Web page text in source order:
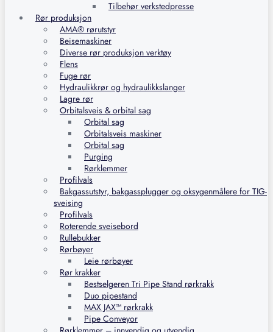
Tilbehør verkstedpresse
Rør produksjon
AMA® rørutstyr
Beisemaskiner
Diverse rør produksjon verktøy
Flens
Fuge rør
Hydraulikkrør og hydraulikkslanger
Lagre rør
Orbitalsveis & orbital sag
Orbital sag
Orbitalsveis maskiner
Orbital sag
Purging
Rørklemmer
Profilvals
Bakgassutstyr, bakgassplugger og oksygenmålere for TIG-
sveising
Profilvals
Roterende sveisebord
Rullebukker
Rørbøyer
Leie rørbøyer
Rør krakker
Bestselgeren Tri Pipe Stand rørkrakk
Duo pipestand
MAX JAX™ rørkrakk
Pipe Conveyor